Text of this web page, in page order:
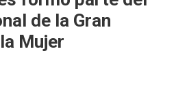
de la Gran
Mujer